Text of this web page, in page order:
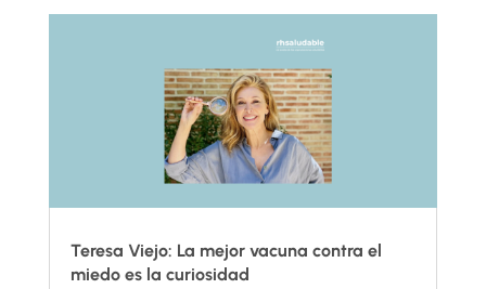
Teresa Viejo: La mejor vacuna contra el
miedo es la curiosidad